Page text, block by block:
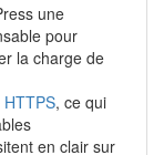
une
pour
la charge de
HTTPS, ce qui
en clair sur